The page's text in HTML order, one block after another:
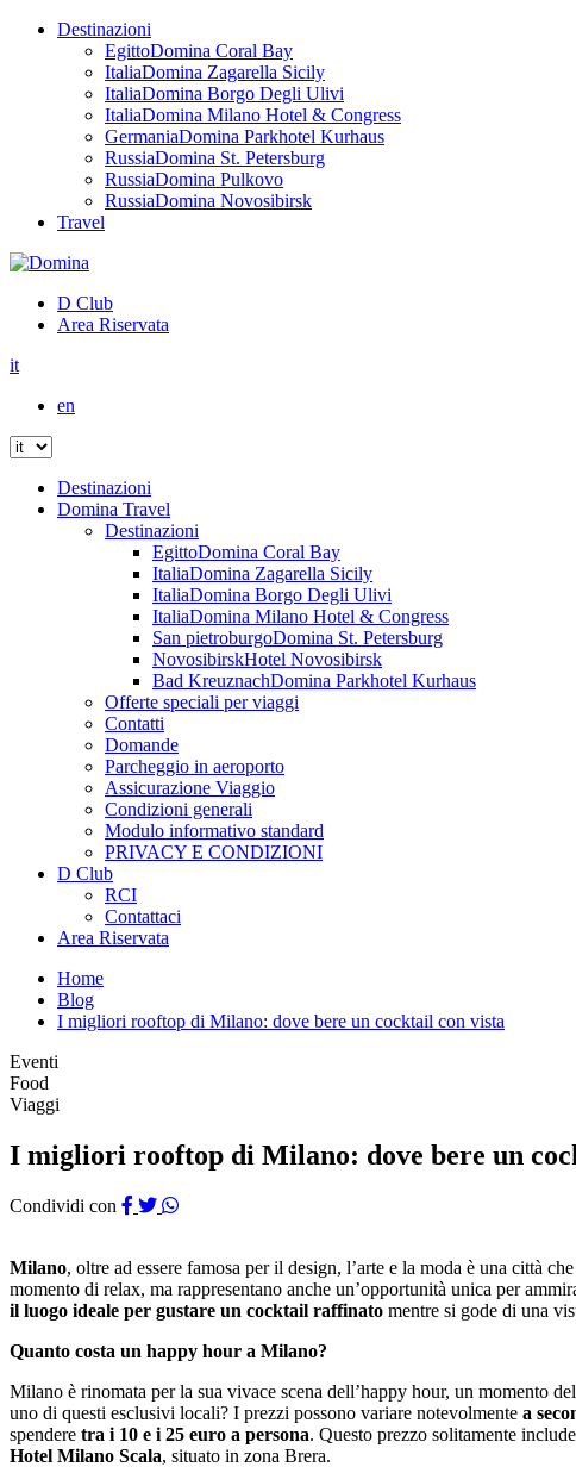
Destinazioni
EgittoDomina Coral Bay
ItaliaDomina Zagarella Sicily
ItaliaDomina Borgo Degli Ulivi
ItaliaDomina Milano Hotel & Congress
GermaniaDomina Parkhotel Kurhaus
RussiaDomina St. Petersburg
RussiaDomina Pulkovo
RussiaDomina Novosibirsk
Travel
D Club
Area Riservata
it
en
Destinazioni
Domina Travel
Destinazioni
EgittoDomina Coral Bay
ItaliaDomina Zagarella Sicily
ItaliaDomina Borgo Degli Ulivi
ItaliaDomina Milano Hotel & Congress
San pietroburgoDomina St. Petersburg
NovosibirskHotel Novosibirsk
Bad KreuznachDomina Parkhotel Kurhaus
Offerte speciali per viaggi
Contatti
Domande
Parcheggio in aeroporto
Assicurazione Viaggio
Condizioni generali
Modulo informativo standard
PRIVACY E CONDIZIONI
D Club
RCI
Contattaci
Area Riservata
Home
Blog
I migliori rooftop di Milano: dove bere un cocktail con vista
Eventi
Food
Viaggi
I migliori rooftop di Milano: dove bere un
Condividi con
Milano, oltre ad essere famosa per il design, l’arte e la moda è una città
momento di relax, ma rappresentano anche un’opportunità unica per
il luogo ideale per gustare un cocktail raffinato mentre si gode di una
Quanto costa un happy hour a Milano?
Milano è rinomata per la sua vivace scena dell’happy hour, un momento
uno di questi esclusivi locali? I prezzi possono variare notevolmente a
spendere tra i 10 e i 25 euro a persona. Questo prezzo solitamente
Hotel Milano Scala, situato in zona Brera.